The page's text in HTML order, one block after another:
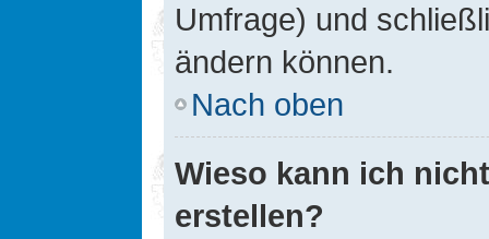
Umfrage) und
ändern können.
Nach oben
Wieso kann ich
erstellen?